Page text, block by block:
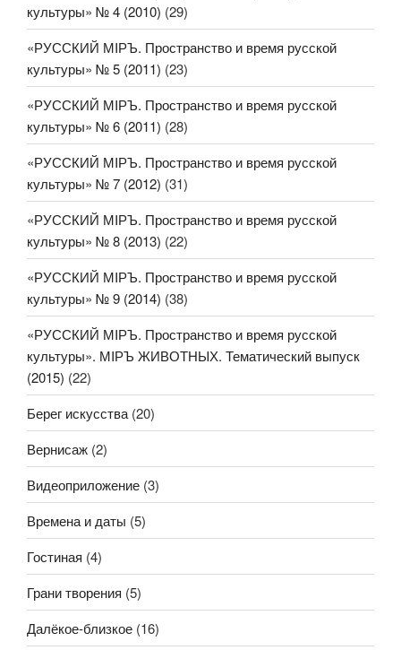
культуры» № 4 (2010) (29)
«РУССКИЙ МIРЪ. Пространство и время русской
культуры» № 5 (2011) (23)
«РУССКИЙ МIРЪ. Пространство и время русской
культуры» № 6 (2011) (28)
«РУССКИЙ МIРЪ. Пространство и время русской
культуры» № 7 (2012) (31)
«РУССКИЙ МIРЪ. Пространство и время русской
культуры» № 8 (2013) (22)
«РУССКИЙ МIРЪ. Пространство и время русской
культуры» № 9 (2014) (38)
«РУССКИЙ МIРЪ. Пространство и время русской
культуры». МIРЪ ЖИВОТНЫХ. Тематический выпуск
(2015) (22)
Берег искусства (20)
Вернисаж (2)
Видеоприложение (3)
Времена и даты (5)
Гостиная (4)
Грани творения (5)
Далёкое-близкое (16)